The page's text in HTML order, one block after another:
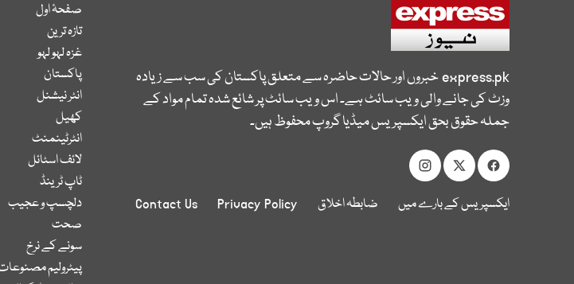
express.pkخبروں اور حالات حاضرہ سے متعلق پاکستان کی سب سے زیادہ
وزٹ کی جانے والی ویب سائٹ ہے۔ اس ویب سائٹ پر شائع شدہ تمام مواد کے
جملہ حقوق بحق ایکسپریس میڈیا گروپ محفوظ ہیں۔
ایکسپریس کے بارے میں ضابطہ اخلاق Privacy Policy
Contact Us
صفحۂ اول
تازہ ترین
غزہ لہو لہو
پاکستان
انٹر نیشنل
کھیل
انٹرٹینمنٹ
لائف اسٹائل
ٹاپ ٹرینڈ
دلچسپ و عجیب
صحت
سونے کے نرخ
پیٹرولیم